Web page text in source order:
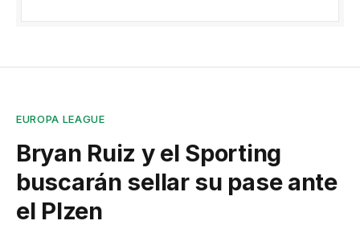
EUROPA LEAGUE
Bryan Ruiz y el Sporting
buscarán sellar su pase ante
el Plzen